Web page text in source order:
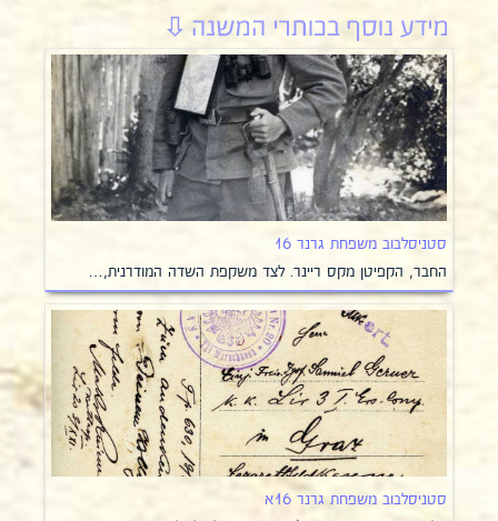
סטניסלבוב משפחת גרנר 16
החבר, הקפיטן מקס ריינר. לצד משקפת השדה המודרנית,…
סטניסלבוב משפחת גרנר 16א